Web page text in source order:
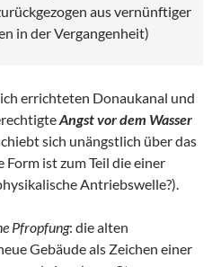
aus vernünftiger
in der Vergangenheit)
errichteten Donaukanal und
Angst vor dem Wasser
sich unängstlich über das
Form ist zum Teil die einer
Antriebswelle?).
Pfropfung: die alten
Gebäude als Zeichen einer